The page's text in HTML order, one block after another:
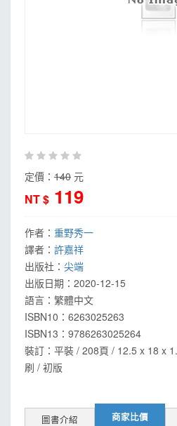
定價： 140 元
NT $ 119
作者： 重野秀一
譯者： 許嘉祥
出版社： 尖端
出版日期： 2020-12-15
語言： 繁體中文
ISBN10：6263025263
ISBN13： 9786263025264
裝訂：平裝 / 208頁 / 12.5 x 18 x
刷 / 初版
圖書介紹 商家比價